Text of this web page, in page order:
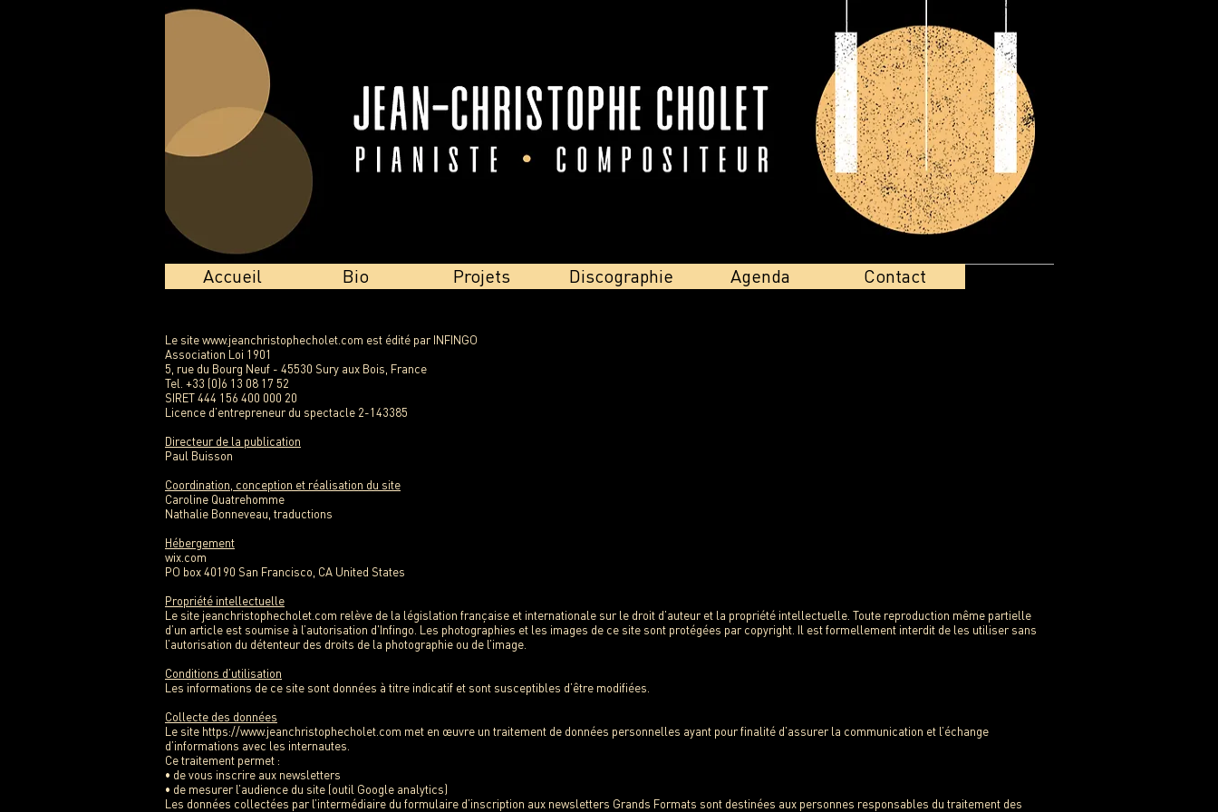
Le sitewww.jeanchristophecholet.com est édité par INFINGO
Association Loi 1901
5, rue du Bourg Neuf - 45530 Sury aux Bois, France
Tel. +33 (0)6 13 08 17 52
SIRET 444 156 400 000 20
Licence d’entrepreneur du spectacle 2-143385
Directeur de la publication
Paul Buisson
Coordination, conception et réalisation du site
Caroline Quatrehomme
Nathalie Bonneveau, traductions
Hébergement
wix.com
PO box 40190 San Francisco, CA United States
Propriété intellectuelle
Le site jeanchristophecholet.com relève de la législation française et internationale sur le droit d’auteur et la propriété intellectuelle. Toute reproduction même partielle
d’un article est soumise à l’autorisation d'Infingo. Les photographies et les images de ce site sont protégées par copyright. Il est formellement interdit de les utiliser sans
l’autorisation du détenteur des droits de la photographie ou de l’image.
Conditions d’utilisation
Les informations de ce site sont données à titre indicatif et sont susceptibles d’être modifiées.
Collecte des données
Le site https://www.jeanchristophecholet.com met en œuvre un traitement de données personnelles ayant pour finalité d’assurer la communication et l’échange
d’informations avec les internautes.
Ce traitement permet :
• de vous inscrire aux newsletters
• de mesurer l’audience du site (outil Google analytics)
Les données collectées par l’intermédiaire du formulaire d’inscription aux newsletters Grands Formats sont destinées aux personnes responsables du traitement des
Contact
Agenda
Discographie
Projets
Bio
Accueil